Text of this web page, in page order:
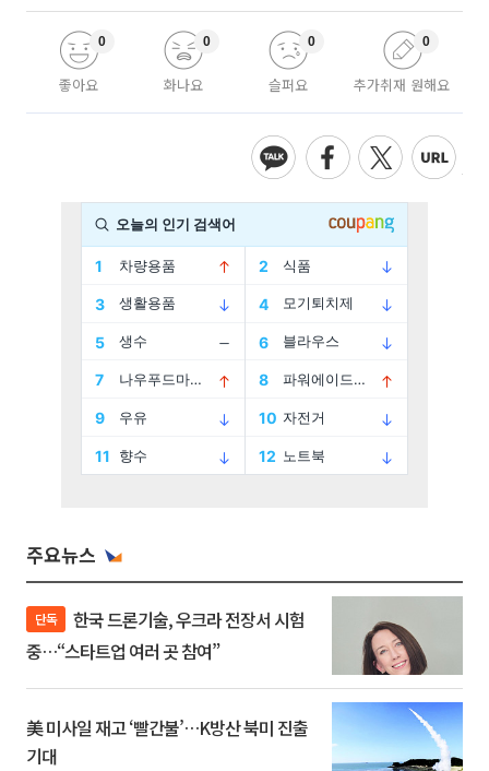
좋아요
0
화나요
0
슬퍼요
0
추가취재 원해요
0
주요뉴스
단독
중…“스타트업 여러 곳 참여”
美 미사일 재고 ‘빨간불’…K방산 북미 진출
기대